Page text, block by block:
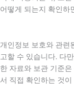
어떻게 되는지 확인하
개인정보 보호와 관련
고할 수 있습니다. 다
한 자료와 보관 기준
서 직접 확인하는 것